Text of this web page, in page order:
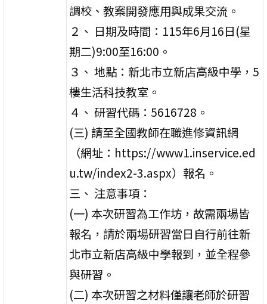
調校、教案開發應用與成果交流。
２、 日期及時間：115年6月16日(星
期二)9:00至16:00。
３、 地點：新北市立新店高級中學，5
樓生活科技教室。
４、 研習代碼：5616728。
(三) 請至全國教師在職進修資訊網
（網址：https://www1.inservice.ed
u.tw/index2-3.aspx）報名。
三、 注意事項：
(一) 本次研習為工作坊，故需兩場皆
報名，請於兩場研習當日自行前往新
北市立新店高級中學報到，並全程參
與研習。
(二) 本次研習之材料僅讓老師於研習